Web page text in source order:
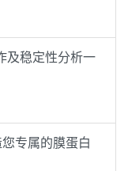
及稳定性分析一
专属的膜蛋白